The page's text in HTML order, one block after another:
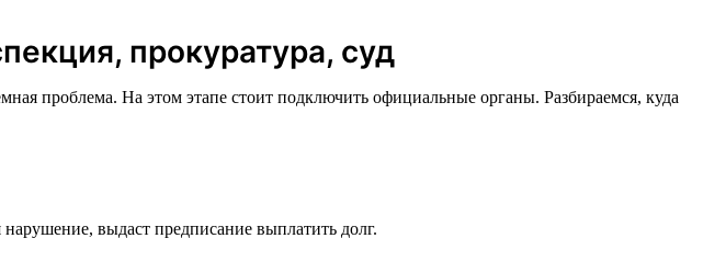
прокуратура, суд
проблема. На этом этапе стоит подключить официальные органы. Разбираемся, куда
выдаст предписание выплатить долг.